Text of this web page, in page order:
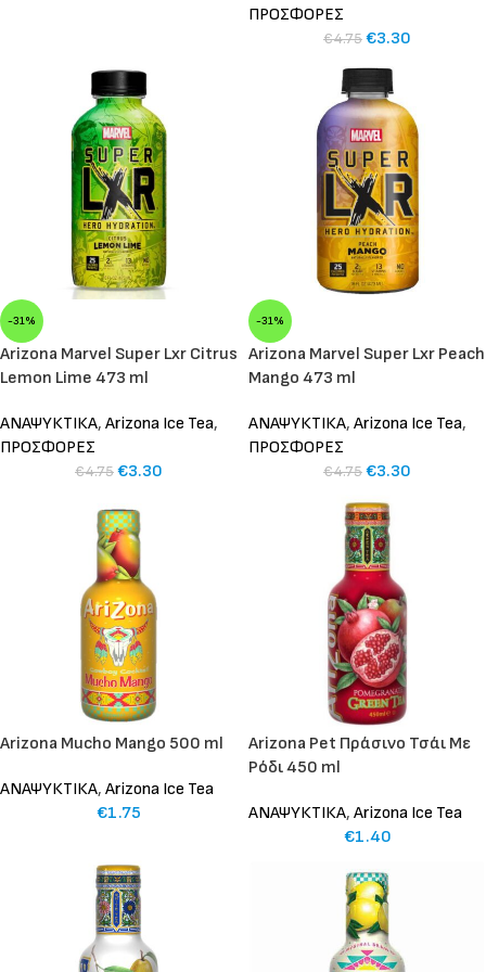
ΠΡΟΣΦΟΡΕΣ
€4.75€3.30
-31%
Arizona Marvel Super Lxr Citrus
Lemon Lime 473 ml
ΑΝΑΨΥΚΤΙΚΑ, Arizona Ice Tea,
ΠΡΟΣΦΟΡΕΣ
€4.75€3.30
-31%
Arizona Marvel Super Lxr Peach
Mango 473 ml
ΑΝΑΨΥΚΤΙΚΑ, Arizona Ice Tea,
ΠΡΟΣΦΟΡΕΣ
€4.75€3.30
Arizona Mucho Mango 500 ml
ΑΝΑΨΥΚΤΙΚΑ, Arizona Ice Tea
€1.75
Arizona Pet Πράσινο Τσάι Με
Ρόδι 450 ml
ΑΝΑΨΥΚΤΙΚΑ, Arizona Ice Tea
€1.40